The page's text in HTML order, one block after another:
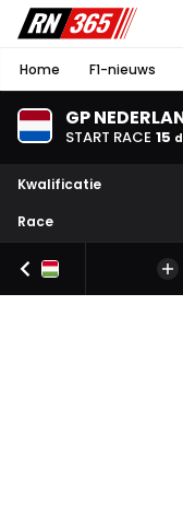
Home F1-nieuws
GP
START RACE 15 d
Kwalificatie
Race